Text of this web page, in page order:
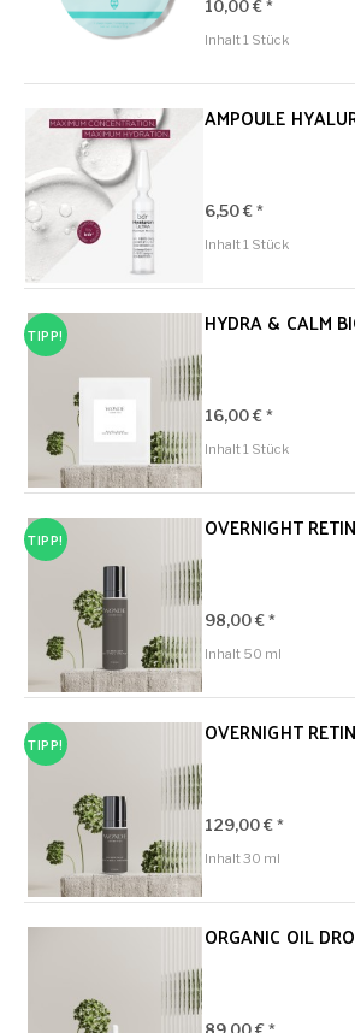
10,00 € *
Inhalt1 Stück
AMPOULE
6,50 € *
Inhalt1 Stück
TIPP! HYDRA & CALM
16,00 € *
Inhalt1 Stück
TIPP! OVERNIGHT
98,00 € *
Inhalt 50 ml
TIPP! OVERNIGHT
129,00 € *
Inhalt30 ml
ORGANIC OIL
89,00 € *